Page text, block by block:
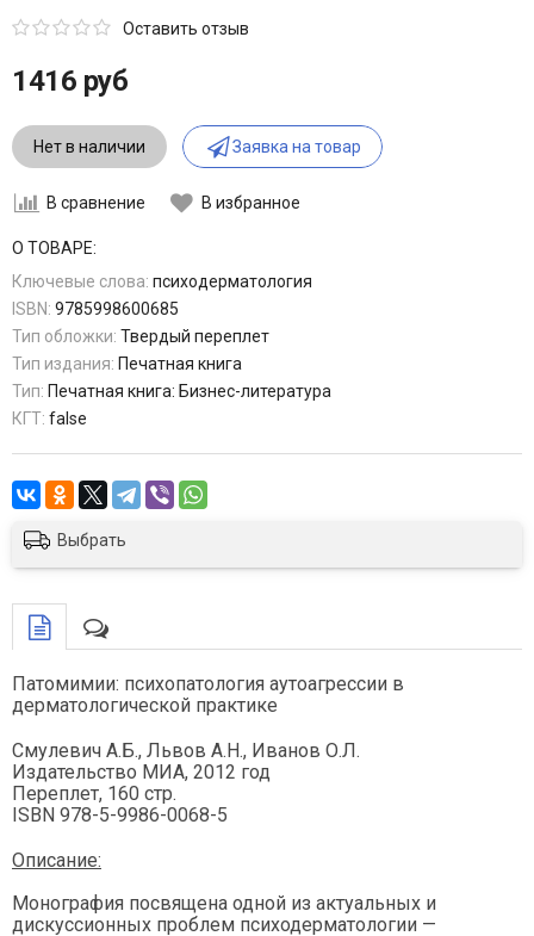
Оставить отзыв
1416 руб
Нет в наличии Заявка на товар
В сравнение В избранное
О ТОВАРЕ:
Ключевые слова: психодерматология
ISBN: 9785998600685
Тип обложки: Твердый переплет
Тип издания: Печатная книга
Тип: Печатная книга: Бизнес-литература
КГТ: false
Выбрать
Патомимии: психопатология аутоагрессии в
дерматологической практике
Смулевич А.Б., Львов А.Н., Иванов О.Л.
Издательство МИА, 2012 год
Переплет, 160 стр.
ISBN 978-5-9986-0068-5
Описание:
Монография посвящена одной из актуальных и
дискуссионных проблем психодерматологии —